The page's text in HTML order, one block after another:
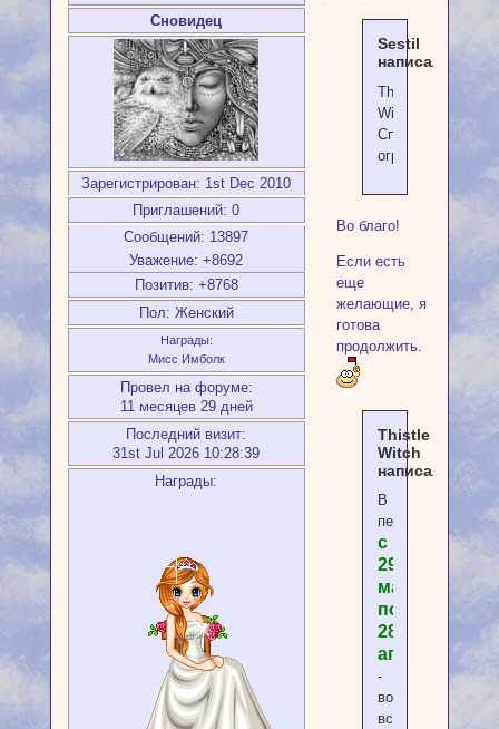
Сновидец
Зарегистрирован: 1st Dec 2010
Приглашений: 0
Сообщений: 13897
Уважение: +8692
Позитив: +8768
Пол: Женский
Награды:
Мисс Имболк
Провел на форуме:
11 месяцев 29 дней
Последний визит:
31st Jul 2026 10:28:39
Награды:
Sestil
написал(а):
Thistle
Witch
Спасибо
огромное!
Во благо!
Если есть
еще
желающие, я
готова
продолжить.
Thistle
Witch
написал(а):
В
период
с
29
марта
по
28
апреля
-
возьму
всех